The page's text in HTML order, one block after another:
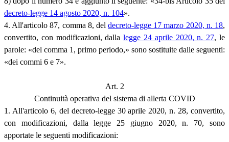
decreto-legge 14 agosto 2020, n. 104».
4. All'articolo 87, comma 8, deldecreto-legge 17 marzo 2020, n. 18,
convertito, con modificazioni, dallalegge 24 aprile 2020, n. 27, le
parole: «del comma 1, primo periodo,» sono sostituite dalle seguenti:
«dei commi 6 e 7».
Art. 2
Continuità operativa del sistema di allerta COVID
1. All'articolo 6, del decreto-legge 30 aprile 2020, n. 28, convertito,
con modificazioni, dalla legge 25 giugno 2020, n. 70, sono
apportate le seguenti modificazioni: